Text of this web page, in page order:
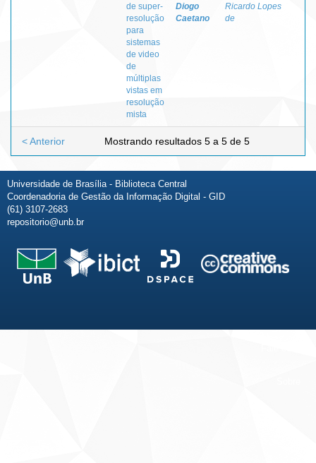
de super-
resolução
para
sistemas
de video
de
múltiplas
vistas em
resolução
mista
Diogo
Caetano
Ricardo Lopes
de
Mostrando resultados 5 a 5 de 5
< Anterior
Universidade de Brasília - Biblioteca Central
Coordenadoria de Gestão da Informação Digital - GID
(61) 3107-2683
repositorio@unb.br